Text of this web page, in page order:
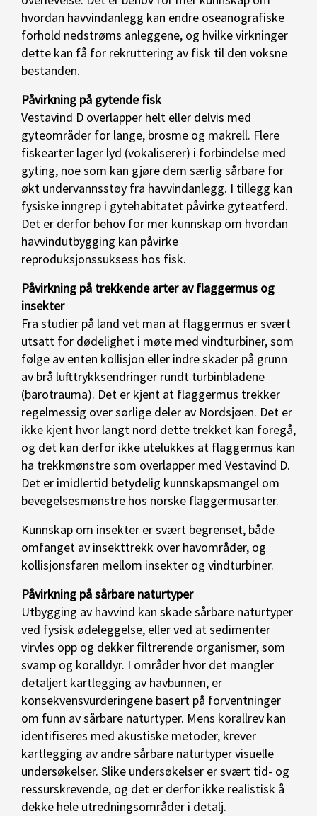
hvordan havvindanlegg kan endre oseanografiske
forhold nedstrøms anleggene, og hvilke virkninger
dette kan få for rekruttering av fisk til den voksne
bestanden.
Påvirkning på gytende fisk
Vestavind D overlapper helt eller delvis med
gyteområder for lange, brosme og makrell. Flere
fiskearter lager lyd (vokaliserer) i forbindelse med
gyting, noe som kan gjøre dem særlig sårbare for
økt undervannsstøy fra havvindanlegg. I tillegg kan
fysiske inngrep i gytehabitatet påvirke gyteatferd.
Det er derfor behov for mer kunnskap om hvordan
havvindutbygging kan påvirke
reproduksjonssuksess hos fisk.
Påvirkning på trekkende arter av flaggermus og
insekter
Fra studier på land vet man at flaggermus er svært
utsatt for dødelighet i møte med vindturbiner, som
følge av enten kollisjon eller indre skader på grunn
av brå lufttrykksendringer rundt turbinbladene
(barotrauma). Det er kjent at flaggermus trekker
regelmessig over sørlige deler av Nordsjøen. Det er
ikke kjent hvor langt nord dette trekket kan foregå,
og det kan derfor ikke utelukkes at flaggermus kan
ha trekkmønstre som overlapper med Vestavind D.
Det er imidlertid betydelig kunnskapsmangel om
bevegelsesmønstre hos norske flaggermusarter.
Kunnskap om insekter er svært begrenset, både
omfanget av insekttrekk over havområder, og
kollisjonsfaren mellom insekter og vindturbiner.
Påvirkning på sårbare naturtyper
Utbygging av havvind kan skade sårbare naturtyper
ved fysisk ødeleggelse, eller ved at sedimenter
virvles opp og dekker filtrerende organismer, som
svamp og koralldyr. I områder hvor det mangler
detaljert kartlegging av havbunnen, er
konsekvensvurderingene basert på forventninger
om funn av sårbare naturtyper. Mens korallrev kan
identifiseres med akustiske metoder, krever
kartlegging av andre sårbare naturtyper visuelle
undersøkelser. Slike undersøkelser er svært tid- og
ressurskrevende, og det er derfor ikke realistisk å
dekke hele utredningsområder i detalj.